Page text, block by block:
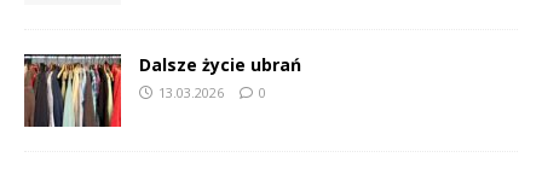
Dalsze życie ubrań
13.03.2026 0